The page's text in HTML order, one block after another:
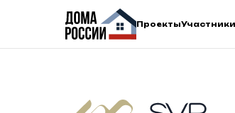
ПроектыУчастники